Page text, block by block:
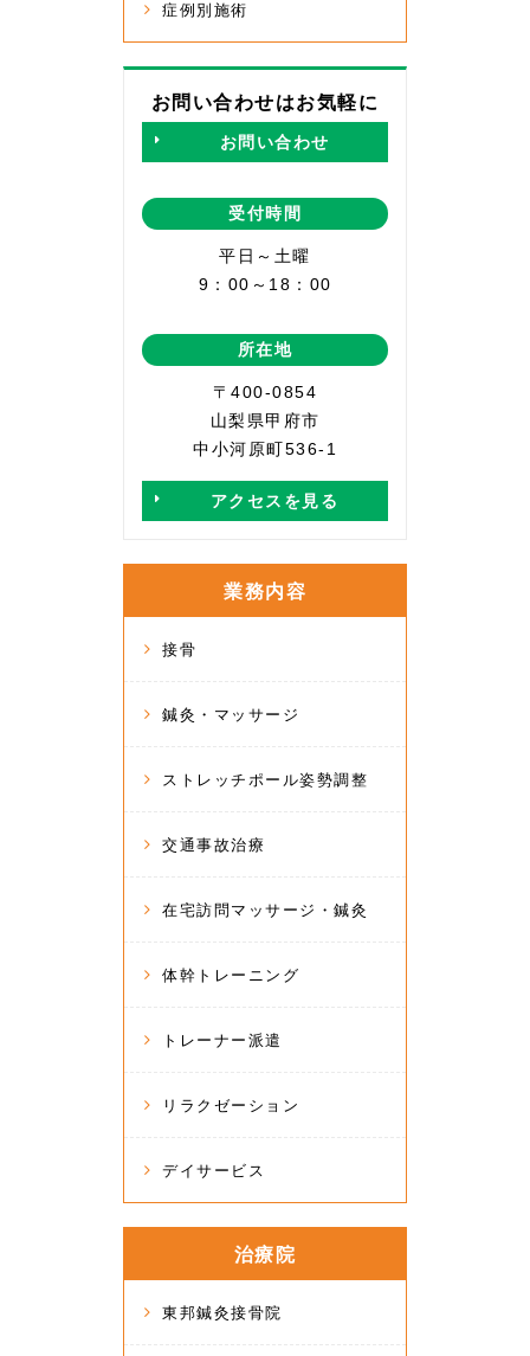
症例別施術
お問い合わせはお気軽に
お問い合わせ
受付時間
平日～土曜
9：00～18：00
所在地
〒400-0854
山梨県甲府市
中小河原町536-1
アクセスを見る
業務内容
接骨
鍼灸・マッサージ
ストレッチポール姿勢調整
交通事故治療
在宅訪問マッサージ・鍼灸
体幹トレーニング
トレーナー派遣
リラクゼーション
デイサービス
治療院
東邦鍼灸接骨院